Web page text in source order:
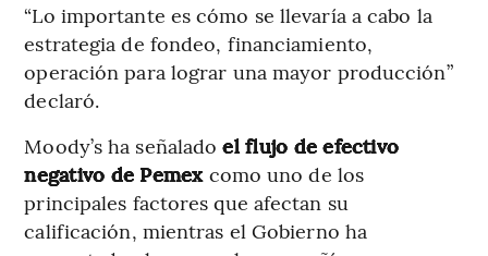
“Lo importante es cómo se llevaría a cabo la
estrategia de fondeo, financiamiento,
operación para lograr una mayor producción”
declaró.
Moody’s ha señaladoel flujo de efectivo
negativo de Pemexcomo uno de los
principales factores que afectan su
calificación, mientras el Gobierno ha